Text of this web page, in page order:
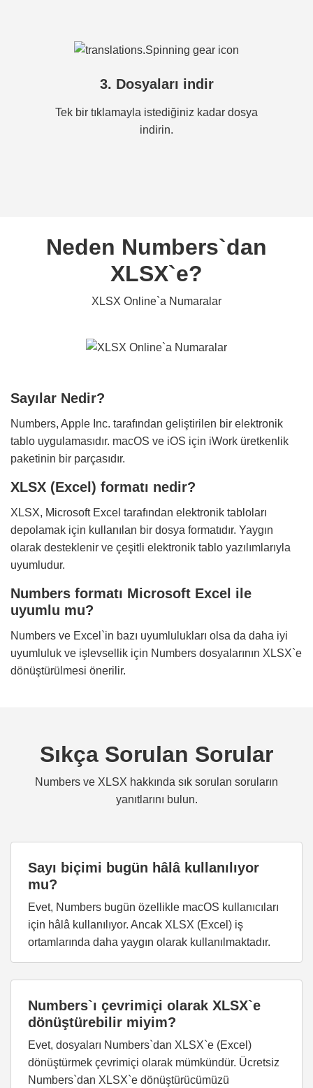
3. Dosyaları indir
Tek bir tıklamayla istediğiniz kadar dosya
indirin.
Neden Numbers`dan
XLSX`e?
XLSX Online`a Numaralar
Sayılar Nedir?
Numbers, Apple Inc. tarafından geliştirilen bir elektronik
tablo uygulamasıdır. macOS ve iOS için iWork üretkenlik
paketinin bir parçasıdır.
XLSX (Excel) formatı nedir?
XLSX, Microsoft Excel tarafından elektronik tabloları
depolamak için kullanılan bir dosya formatıdır. Yaygın
olarak desteklenir ve çeşitli elektronik tablo yazılımlarıyla
uyumludur.
Numbers formatı Microsoft Excel ile
uyumlu mu?
Numbers ve Excel`in bazı uyumlulukları olsa da daha iyi
uyumluluk ve işlevsellik için Numbers dosyalarının XLSX`e
dönüştürülmesi önerilir.
Sıkça Sorulan Sorular
Numbers ve XLSX hakkında sık sorulan soruların
yanıtlarını bulun.
Sayı biçimi bugün hâlâ kullanılıyor
mu?
Evet, Numbers bugün özellikle macOS kullanıcıları
için hâlâ kullanılıyor. Ancak XLSX (Excel) iş
ortamlarında daha yaygın olarak kullanılmaktadır.
Numbers`ı çevrimiçi olarak XLSX`e
dönüştürebilir miyim?
Evet, dosyaları Numbers`dan XLSX`e (Excel)
dönüştürmek çevrimiçi olarak mümkündür. Ücretsiz
Numbers`dan XLSX`e dönüştürücümüzü